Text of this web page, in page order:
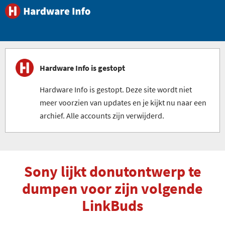
Hardware Info is gestopt
Hardware Info is gestopt. Deze site wordt niet
meer voorzien van updates en je kijkt nu naar een
archief. Alle accounts zijn verwijderd.
Sony lijkt donutontwerp te
dumpen voor zijn volgende
LinkBuds